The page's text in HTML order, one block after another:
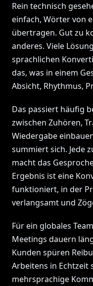
Rein technisch
einfach, Wörter von
übertragen. Gut zu
anderes. Viele
sprachlichen
das, was in einem
Absicht, Rhythmus,
Das passiert häufig
zwischen Zuhören,
Wiedergabe
summiert sich. Jede
macht das
Ergebnis ist eine
funktioniert, in der
verlangsamt und
Für ein globales
Meetings dauern
Kunden spüren
Arbeitens in Echtzeit
mehrsprachige